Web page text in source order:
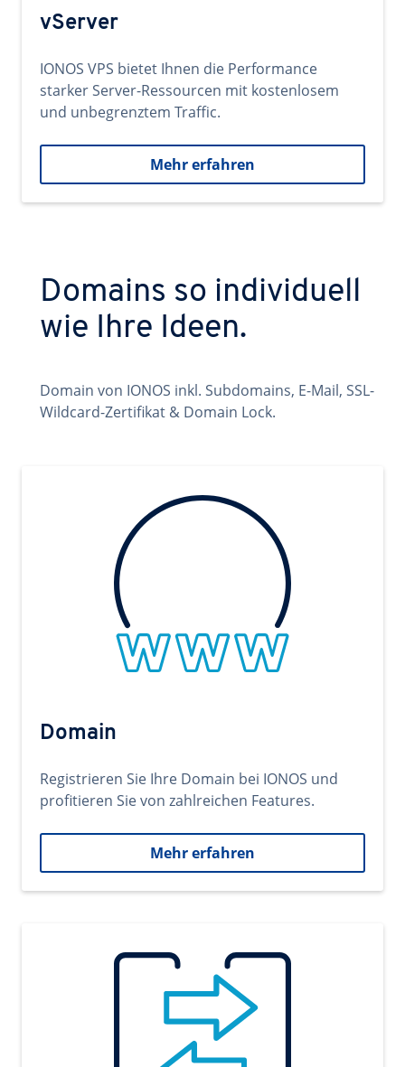
vServer
IONOS VPS bietet Ihnen die Performance
starker Server-Ressourcen mit kostenlosem
und unbegrenztem Traffic.
Mehr erfahren
Domains so individuell
wie Ihre Ideen.
Domain von IONOS inkl. Subdomains, E-Mail, SSL-
Wildcard-Zertifikat & Domain Lock.
Domain
Registrieren Sie Ihre Domain bei IONOS und
profitieren Sie von zahlreichen Features.
Mehr erfahren